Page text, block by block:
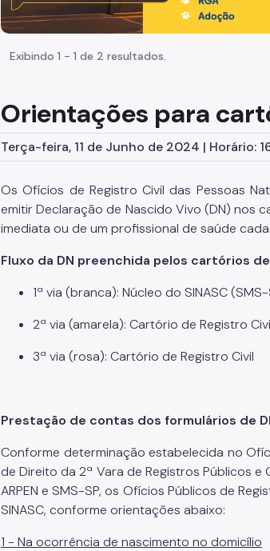
Exibindo 1 - 1 de 2 resultados.
Orientações para
Terça-feira, 11 de Junho de 2024 | Horário:
Os Ofícios de Registro Civil das Pessoas
emitir Declaração de Nascido Vivo (DN) nos
imediata ou de um profissional de saúde
Fluxo da DN preenchida pelos cartórios
1ª via (branca): Núcleo do SINASC
2ª via (amarela): Cartório de Registro
3ª via (rosa): Cartório de Registro Civil
Prestação de contas dos formulários de
Conforme determinação estabelecida no
de Direito da 2ª Vara de Registros Públicos
ARPEN e SMS-SP, os Ofícios Públicos de
SINASC, conforme orientações abaixo:
1 - Na ocorrência de nascimento no domicílio